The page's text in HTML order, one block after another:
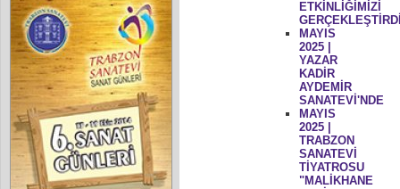
ETKİNLİĞİMİZİ
MAYIS
2025 |
YAZAR
KADİR
AYDEMİR
SANATEVİ'NDE
MAYIS
2025 |
TRABZON
SANATEVİ
TİYATROSU
"MALİKHANE